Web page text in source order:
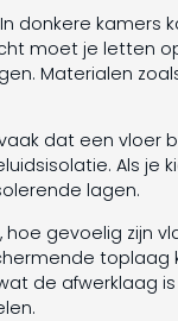
donkere kamers
moet je letten
Materialen
dat een vloer
Als je
lagen.
gevoelig zijn
toplaag
de afwerklaag is